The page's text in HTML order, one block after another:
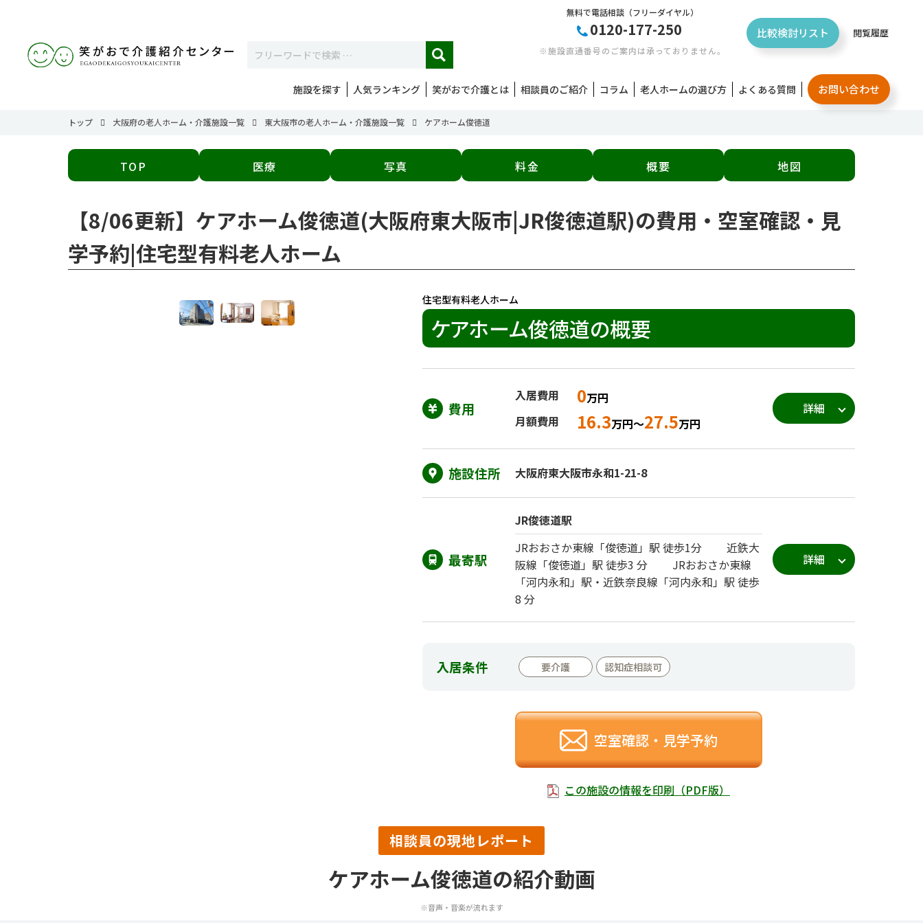
無料で電話相談 （フリーダイヤル）
0120-177-250
※施設直通番号のご案内は承っておりません。
比較検討リスト 閲覧履歴
施設を探す 人気ランキング 笑がおで介護とは 相談員のご紹介 コラム 老人ホームの選び方 よくある質問 お問い合わせ
トップ 大阪府の老人ホーム・介護施設一覧 東大阪市の老人ホーム・介護施設一覧 ケアホーム俊徳道
TOP 医療 写真 料金 概要 地図
【8/06更新】ケアホーム俊徳道(大阪府東大阪市|JR俊徳道駅)の費用・空室確認・見
学予約|住宅型有料老人ホーム
住宅型有料老人ホーム
ケアホーム俊徳道の概要
費用
入居費用 0万円
月額費用
16.3万円～27.5万円
詳細
施設住所 大阪府東大阪市永和1-21-8
最寄駅
JR俊徳道駅
JRおおさか東線「俊徳道」駅 徒歩1分 近鉄大
阪線「俊徳道」駅 徒歩3 分 JRおおさか東線
「河内永和」駅・近鉄奈良線「河内永和」駅 徒歩
8 分
詳細
入居条件 要介護 認知症相談可
空室確認・見学予約
この施設の情報を印刷（PDF版）
相談員の現地レポート
ケアホーム俊徳道の紹介動画
※音声・音楽が流れます